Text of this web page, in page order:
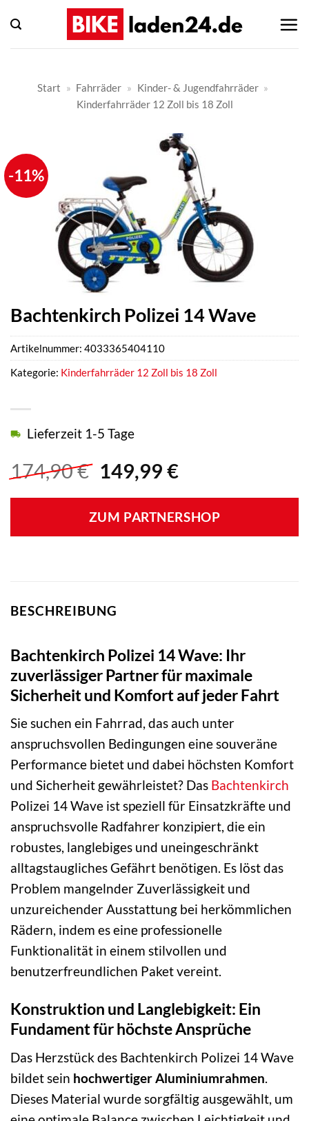
Inhalt
springen
Start » Fahrräder » Kinder- & Jugendfahrräder »
Kinderfahrräder 12 Zoll bis 18 Zoll
-11%
Bachtenkirch Polizei 14 Wave
174,90€ Ursprünglicher
war:
174,90 €
149,99 €Aktueller
ist:
149,99 €.
Lieferzeit 1-5 Tage
ZUM PARTNERSHOP
Artikelnummer: 4033365404110
Kategorie: Kinderfahrräder 12 Zoll bis 18 Zoll
BESCHREIBUNG
Bachtenkirch Polizei 14 Wave: Ihr
zuverlässiger Partner für maximale
Sicherheit und Komfort auf jeder Fahrt
Sie suchen ein Fahrrad, das auch unter
anspruchsvollen Bedingungen eine souveräne
Performance bietet und dabei höchsten Komfort
und Sicherheit gewährleistet? Das Bachtenkirch
Polizei 14 Wave ist speziell für Einsatzkräfte und
anspruchsvolle Radfahrer konzipiert, die ein
robustes, langlebiges und uneingeschränkt
alltagstaugliches Gefährt benötigen. Es löst das
Problem mangelnder Zuverlässigkeit und
unzureichender Ausstattung bei herkömmlichen
Rädern, indem es eine professionelle
Funktionalität in einem stilvollen und
benutzerfreundlichen Paket vereint.
Konstruktion und Langlebigkeit: Ein
Fundament für höchste Ansprüche
Das Herzstück des Bachtenkirch Polizei 14 Wave
bildet sein hochwertiger Aluminiumrahmen
Dieses Material wurde sorgfältig ausgewählt, um